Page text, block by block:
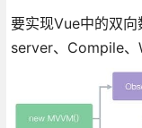
要实现Vue中的双
server、Compile、